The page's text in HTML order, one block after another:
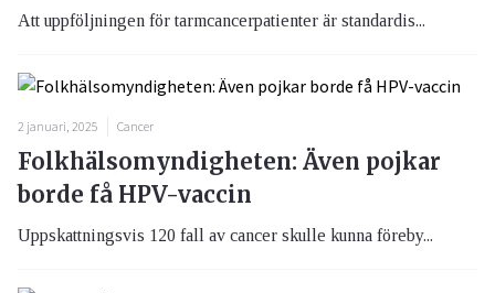
Att uppföljningen för tarmcancerpatienter är standardis...
2 januari, 2025 Cancer
Folkhälsomyndigheten: Även pojkar
borde få HPV-vaccin
Uppskattningsvis 120 fall av cancer skulle kunna föreby...